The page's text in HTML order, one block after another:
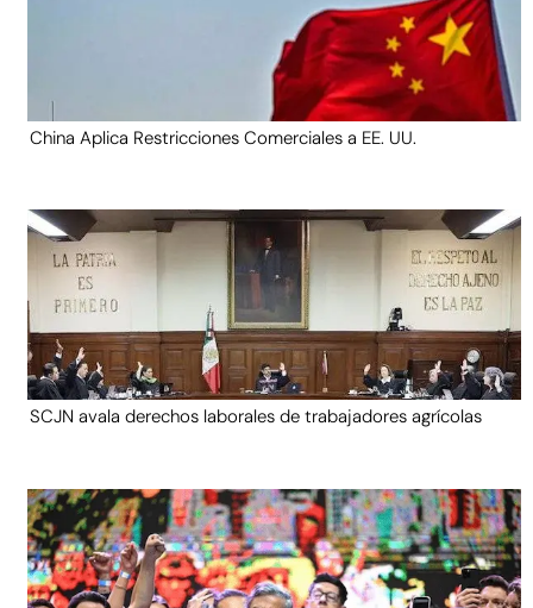
China Aplica Restricciones Comerciales a EE. UU.
SCJN avala derechos laborales de trabajadores agrícolas